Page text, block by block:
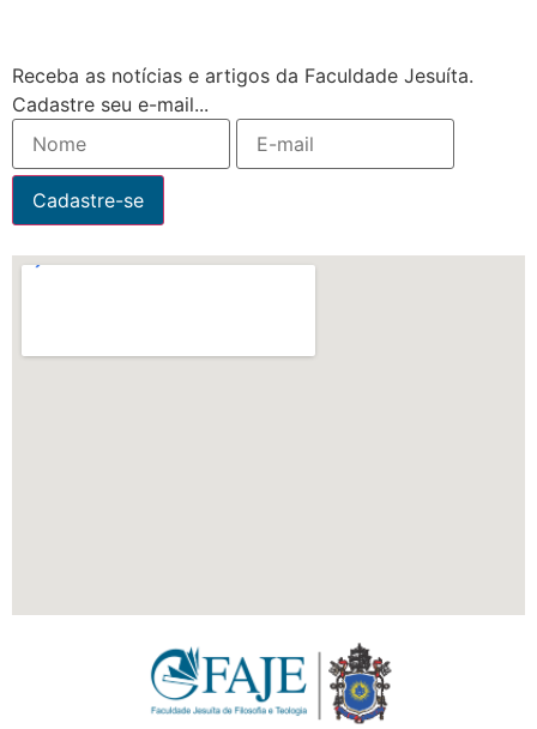
Receba as notícias e artigos da Faculdade Jesuíta.
Cadastre seu e-mail...